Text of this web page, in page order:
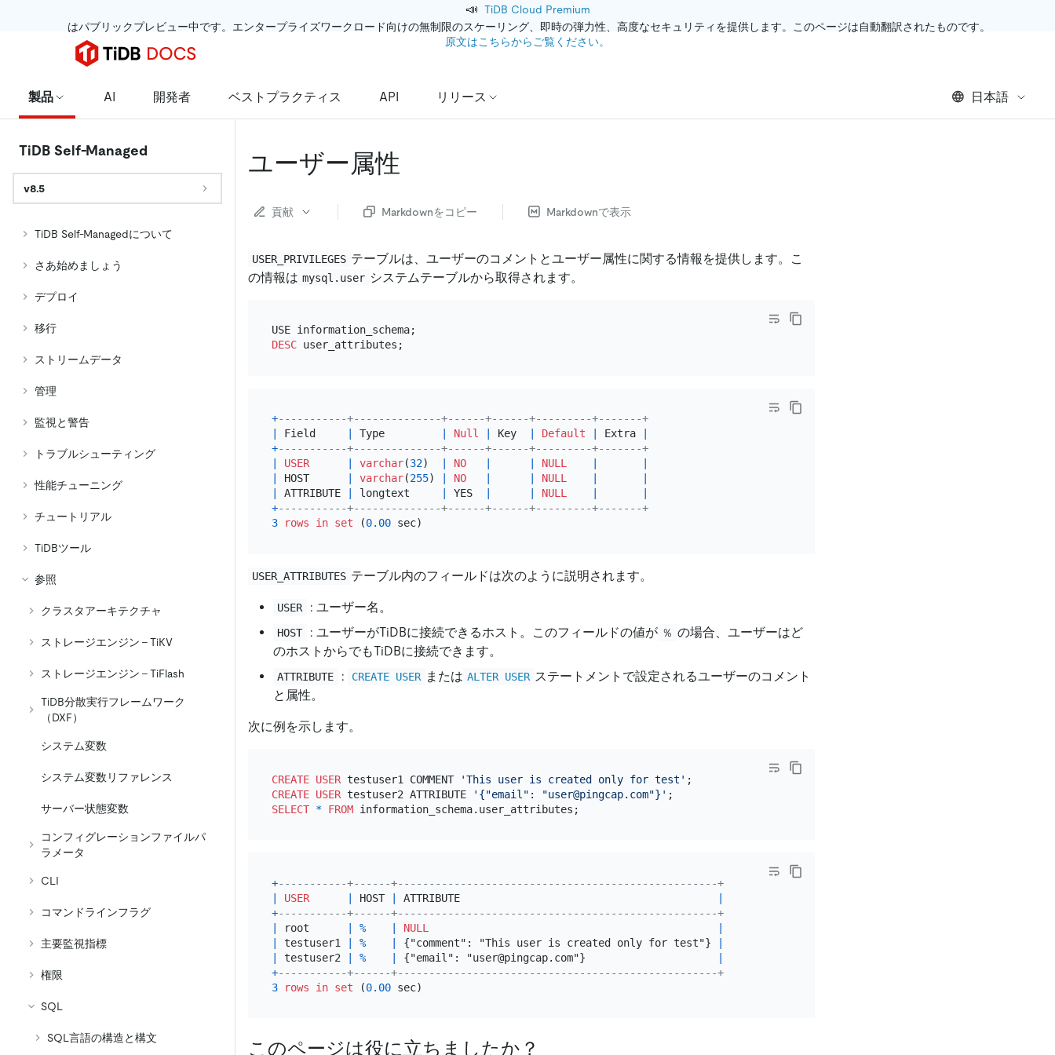
📣 TiDB Cloud Premium
はパブリックプレビュー中です。エンタープライズワークロード向けの無制限のスケーリング、即時の弾力性、高度なセキュリティを提供します。このページは自動翻訳されたものです。
原文はこちらからご覧ください。
製品 AI 開発者 ベストプラクティス API リリース 日本語
TiDB Self-Managed
v8.5
TiDB Self-Managedについて
さあ始めましょう
デプロイ
移行
ストリームデータ
管理
監視と警告
トラブルシューティング
性能チューニング
チュートリアル
TiDBツール
参照
クラスタアーキテクチャ
ストレージエンジン - TiKV
ストレージエンジン - TiFlash
TiDB分散実行フレームワーク
（DXF）
システム変数
システム変数リファレンス
サーバー状態変数
コンフィグレーションファイルパ
ラメータ
CLI
コマンドラインフラグ
主要監視指標
権限
SQL
SQL言語の構造と構文
ユーザー属性
貢献 Markdownをコピー Markdownで表示
USER_PRIVILEGES テーブルは、ユーザーのコメントとユーザー属性に関する情報を提供します。こ
の情報は mysql.user システムテーブルから取得されます。
DESC
+-----------+--------------+------+------+---------+-------+
Field Type Null Key Default Extra
+-----------+--------------+------+------+---------+-------+
USER varchar(32) NO NULL
HOST varchar(255) NO NULL
ATTRIBUTE longtext YES NULL
+-----------+--------------+------+------+---------+-------+
3
rows in set (0.00
USER_ATTRIBUTES テーブル内のフィールドは次のように説明されます。
USER : ユーザー名。
HOST : ユーザーがTiDBに接続できるホスト。このフィールドの値が ％ の場合、ユーザーはど
のホストからでもTiDBに接続できます。
ATTRIBUTE : CREATE USER または ALTER USER ステートメントで設定されるユーザーのコメント
と属性。
次に例を示します。
CREATE USER testuser1 COMMENT 'This user is created only for test'
CREATE USER testuser2 ATTRIBUTE '{"email": "user@pingcap.com"}'
SELECT * FROM
+-----------+------+---------------------------------------------------+
USER HOST ATTRIBUTE
+-----------+------+---------------------------------------------------+
root % NULL
testuser1 % {"comment": "This user is created only for test"}
testuser2 % {"email": "user@pingcap.com"}
+-----------+------+---------------------------------------------------+
3
rows in set (0.00
このページは役に立ちましたか？